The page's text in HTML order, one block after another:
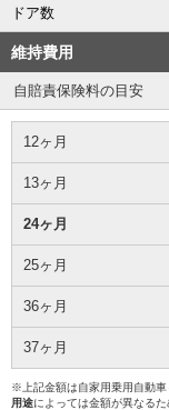
ドア数
維持費用
自賠責保険料の目安
12ヶ月
13ヶ月
24ヶ月
25ヶ月
36ヶ月
37ヶ月
※上記金額は自家用乗用自動車
用途によっては金額が異なるた